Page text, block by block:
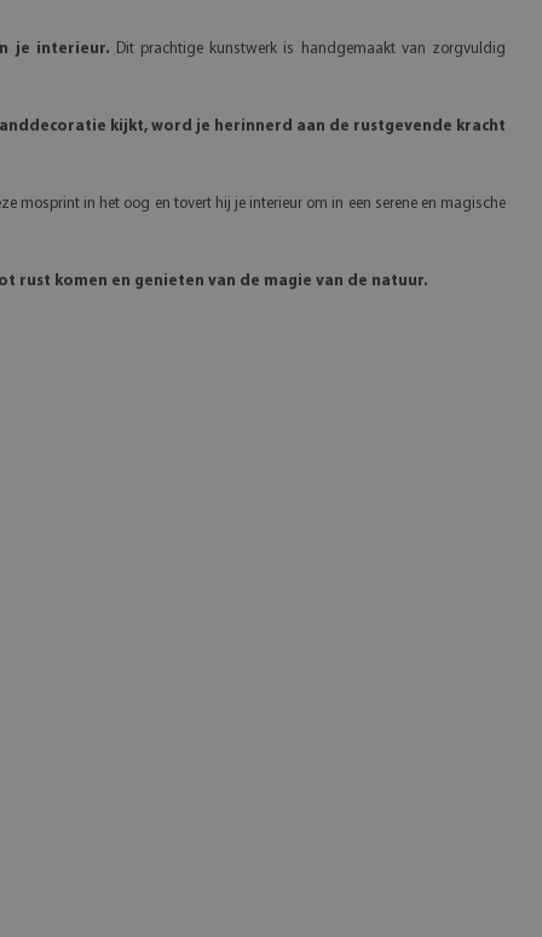
je interieur. Dit prachtige kunstwerk is handgemaakt van zorgvuldig
kijkt, word je herinnerd aan de rustgevende kracht
mosprint in het oog en tovert hij je interieur om in een serene en magische
rust komen en genieten van de magie van de natuur.